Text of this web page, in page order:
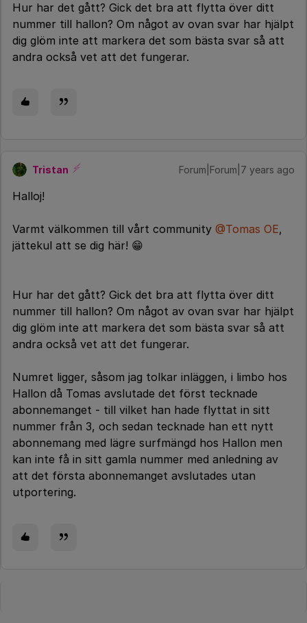
Hur har det gått? Gick det bra att flytta över ditt
nummer till hallon? Om något av ovan svar har hjälpt
dig glöm inte att markera det som bästa svar så att
andra också vet att det fungerar.
Tristan Forum|Forum|7 years ago
Halloj!
Varmt välkommen till vårt community @Tomas OE,
jättekul att se dig här! 😁
Hur har det gått? Gick det bra att flytta över ditt
nummer till hallon? Om något av ovan svar har hjälpt
dig glöm inte att markera det som bästa svar så att
andra också vet att det fungerar.
Numret ligger, såsom jag tolkar inläggen, i limbo hos
Hallon då Tomas avslutade det först tecknade
abonnemanget - till vilket han hade flyttat in sitt
nummer från 3, och sedan tecknade han ett nytt
abonnemang med lägre surfmängd hos Hallon men
kan inte få in sitt gamla nummer med anledning av
att det första abonnemanget avslutades utan
utportering.